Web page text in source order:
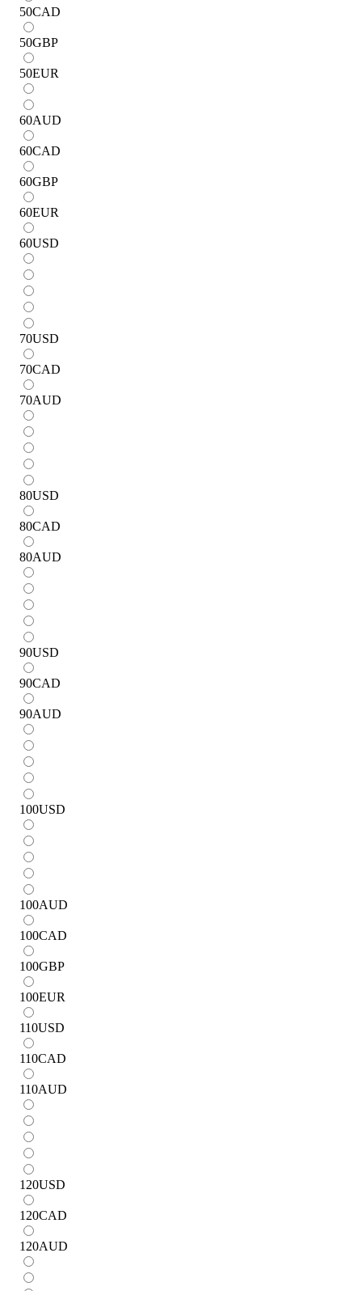
50CAD
50GBP
50EUR
60AUD
60CAD
60GBP
60EUR
60USD
70USD
70CAD
70AUD
80USD
80CAD
80AUD
90USD
90CAD
90AUD
100USD
100AUD
100CAD
100GBP
100EUR
110USD
110CAD
110AUD
120USD
120CAD
120AUD